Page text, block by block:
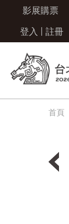
影展購票
登入
註冊
首頁